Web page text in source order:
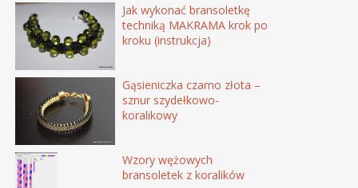
Jak wykonać bransoletkę
techniką MAKRAMA krok po
kroku (instrukcja)
Gąsieniczka czarno złota –
sznur szydełkowo-
koralikowy
Wzory wężowych
bransoletek z koralików